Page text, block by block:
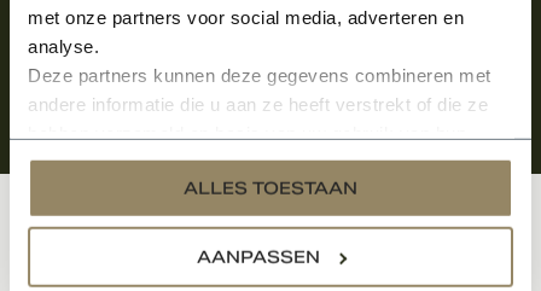
met onze partners voor social media, adverteren en
analyse.
Deze partners kunnen deze gegevens combineren met
andere informatie die u aan ze heeft verstrekt of die ze
services.
ALLES TOESTAAN
AANPASSEN